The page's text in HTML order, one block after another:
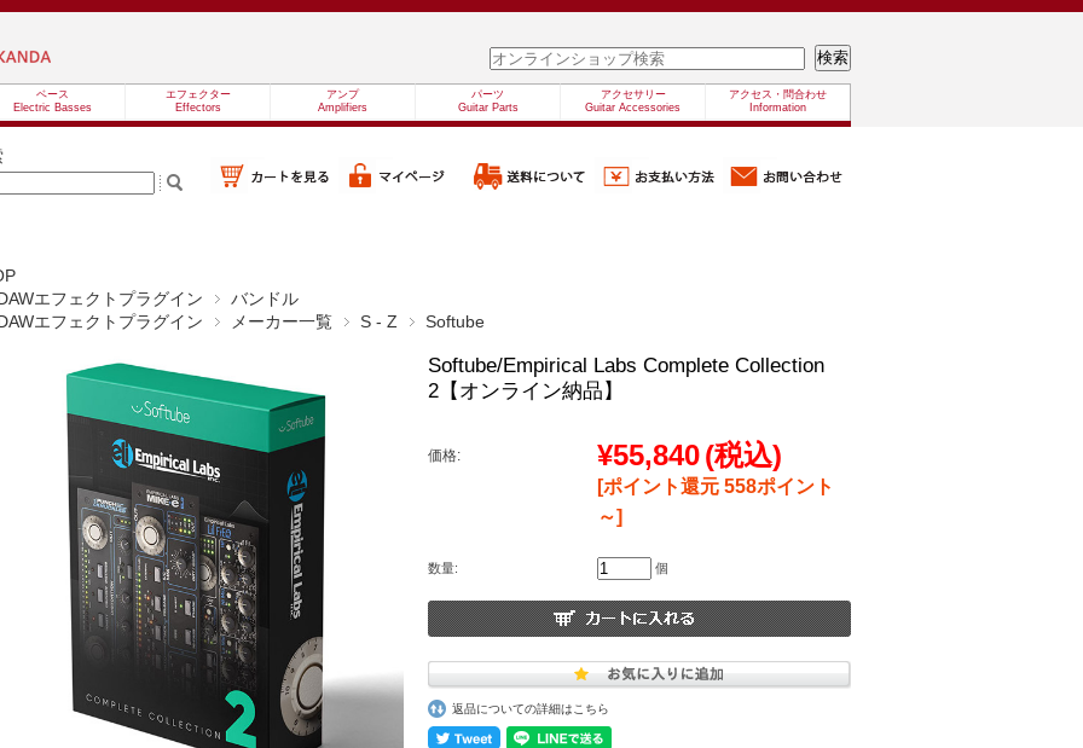
ベース
Electric Basses
エフェクター
Effectors
アンプ
Amplifiers
パーツ
Guitar Parts
アクセサリー
Guitar Accessories
アクセス・問合わせ
Information
エフェクトプラグイン
バンドル
エフェクトプラグイン
メーカー一覧 S - Z Softube
Softube/Empirical Labs Complete Collection
2【オンライン納品】
価格: ¥55,840(税込)
[ポイント還元 558ポイント
～]
数量: 個
返品についての詳細はこちら